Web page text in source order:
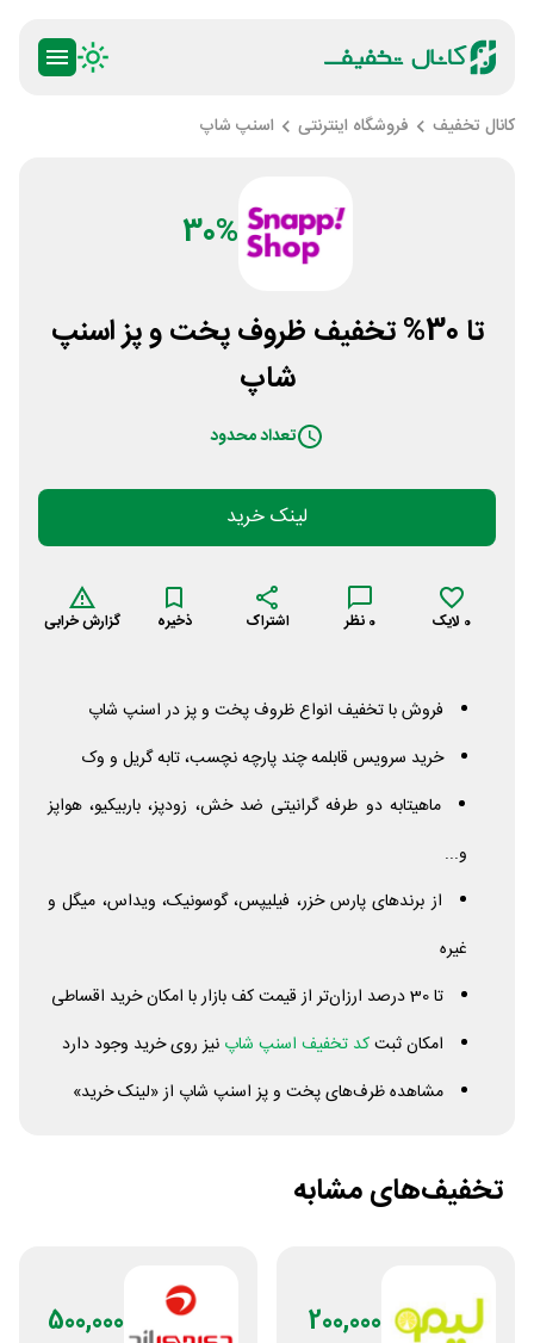
کانال تخفیف فروشگاه اینترنتی اسنپ شاپ
30%
تا 30% تخفیف ظروف پخت و پز اسنپ
شاپ
تعداد محدود
لینک خرید
0 لایک 0 نظر اشتراک ذخیره گزارش خرابی
فروش با تخفیف انواع ظروف پخت و پز در اسنپ شاپ
خرید سرویس قابلمه چند پارچه نچسب، تابه گریل و وک
ماهیتابه دو طرفه گرانیتی ضد خش، زودپز، باربیکیو، هواپز
و...
از برندهای پارس خزر، فیلیپس، گوسونیک، ویداس، میگل و
غیره
تا 30 درصد ارزان‌تر از قیمت کف بازار با امکان خرید اقساطی
امکان ثبتکد تخفیف اسنپ شاپ نیز روی خرید وجود دارد
مشاهده ظرف‌های پخت و پز اسنپ شاپ از «لینک خرید»
تخفیف‌های مشابه
200,000
500,000